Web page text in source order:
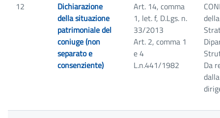
12
Dichiarazione
della situazione
patrimoniale del
coniuge (non
separato e
consenziente)
Art. 14, comma
1, let. f, D.Lgs. n.
33/2013
Art. 2, comma 1
e 4
L.n.441/1982
Da